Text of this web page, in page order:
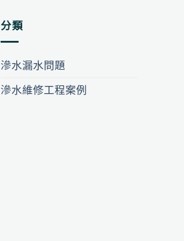
分類
滲水漏水問題
滲水維修工程案例